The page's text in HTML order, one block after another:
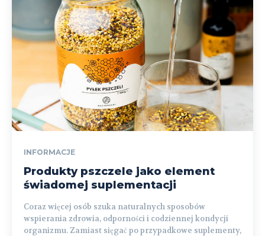
INFORMACJE
Produkty pszczele jako element
świadomej suplementacji
Coraz więcej osób szuka naturalnych sposobów
wspierania zdrowia, odporności i codziennej kondycji
organizmu. Zamiast sięgać po przypadkowe suplementy,